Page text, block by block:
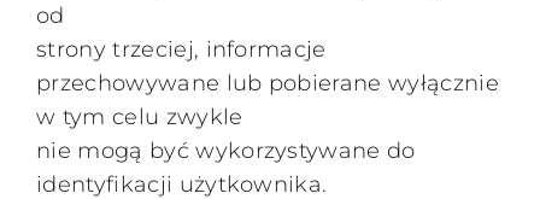
od
strony trzeciej, informacje
przechowywane lub pobierane wyłącznie
w tym celu zwykle
nie mogą być wykorzystywane do
identyfikacji użytkownika.